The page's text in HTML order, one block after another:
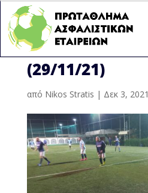
4Η ΑΓΩΝΙΣΤΙΚΗ
(29/11/21)
από Nikos Stratis | Δεκ 3, 2021